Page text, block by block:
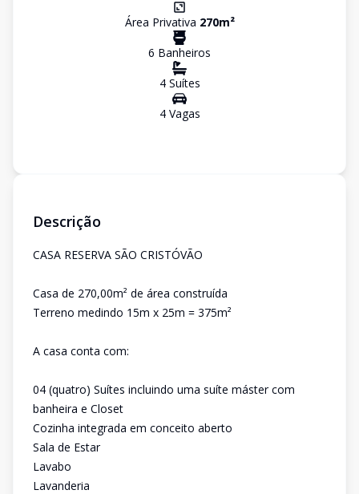
Área Privativa 270m²
6 Banheiros
4Suítes
4Vagas
Descrição
CASA RESERVA SÃO CRISTÓVÃO
Casa de 270,00m² de área construída
Terreno medindo 15m x 25m = 375m²
A casa conta com:
04 (quatro) Suítes incluindo uma suíte máster com
banheira e Closet
Cozinha integrada em conceito aberto
Sala de Estar
Lavabo
Lavanderia